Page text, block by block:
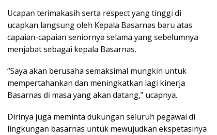
Ucapan terimakasih serta respect yang tinggi di
ucapkan langsung oleh Kepala Basarnas baru atas
capaian-capaian seniornya selama yang sebelumnya
menjabat sebagai kepala Basarnas.
“Saya akan berusaha semaksimal mungkin untuk
mempertahankan dan meningkatkan lagi kinerja
Basarnas di masa yang akan datang,” ucapnya.
Dirinya juga meminta dukungan seluruh pegawai di
lingkungan basarnas untuk mewujudkan ekspetasinya